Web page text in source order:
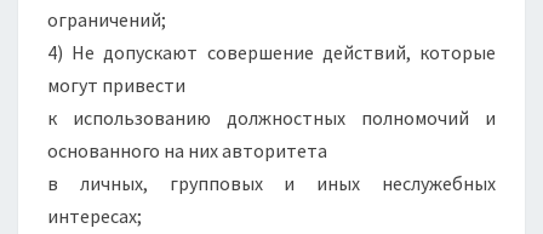
ограничений;
4) Не допускают совершение действий, которые
могут привести
к использованию должностных полномочий и
основанного на них авторитета
в личных, групповых и иных неслужебных
интересах;